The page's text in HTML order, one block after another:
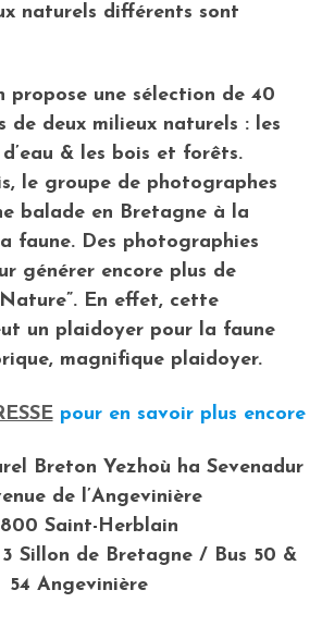
naturels différents sont
propose une sélection de 40
de deux milieux naturels : les
& les bois et forêts.
le groupe de photographes
balade en Bretagne à la
faune. Des photographies
générer encore plus de
En effet, cette
un plaidoyer pour la faune
magnifique plaidoyer.
pour en savoir plus encore
Breton Yezhoù ha Sevenadur
de l’Angevinière
Saint-Herblain
Sillon de Bretagne / Bus 50 &
54 Angevinière